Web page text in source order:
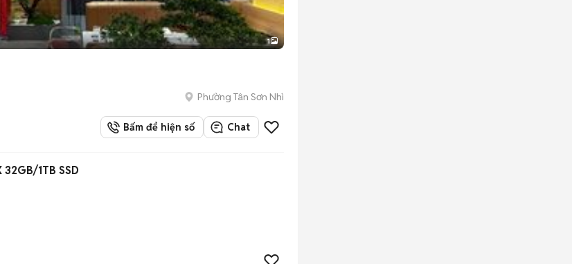
1
Phường Tân Sơn Nhì
Bấm để hiện số Chat
1TB SSD